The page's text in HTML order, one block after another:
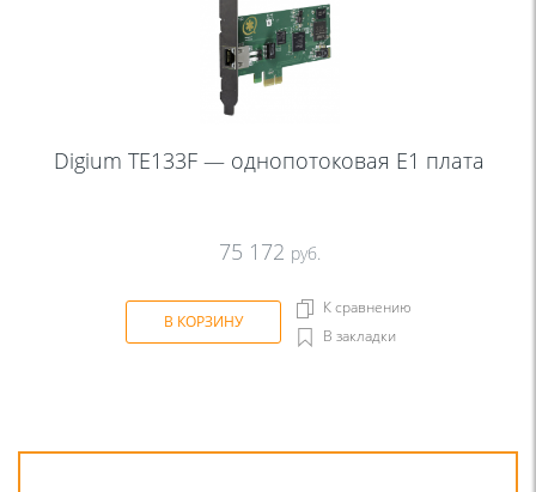
Digium TE133F — однопотоковая Е1 плата
75 172 руб.
В КОРЗИНУ
К сравнению
В закладки